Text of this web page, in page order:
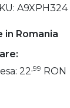
in Romania
A9XPH324
22,99 RON